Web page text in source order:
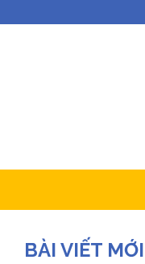
BÀI VIẾT MỚI